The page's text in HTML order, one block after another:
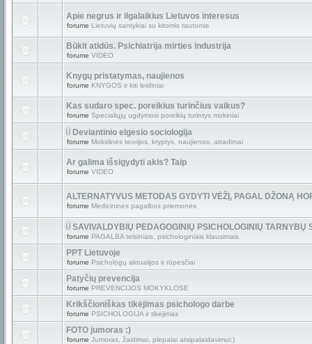
Apie negrus ir ilgalaikius Lietuvos interesus
forume Lietuvių santykiai su kitomis tautomis
Būkit atidūs. Psichiatrija mirties industrija
forume VIDEO
Knygų pristatymas, naujienos
forume KNYGOS ir kiti leidiniai
Kas sudaro spec. poreikius turinčius vaikus?
forume Specialiųjų ugdymosi poreikių turintys mokiniai
Deviantinio elgesio sociologija
forume Mokslinės teorijos, kryptys, naujienos, atradimai
Ar galima išsigydyti akis? Taip
forume VIDEO
ALTERNATYVUS METODAS GYDYTI VĖŽĮ, PAGAL DŽONĄ
forume Medicininės pagalbos priemonės
SAVIVALDYBIŲ PEDAGOGINIŲ PSICHOLOGINIŲ TARNYBŲ
forume PAGALBA teisiniais, psichologiniais klausimais
PPT Lietuvoje
forume Psichologų aktualijos ir rūpesčiai
Patyčių prevencija
forume PREVENCIJOS MOKYKLOSE
Krikščioniškas tikėjimas psichologo darbe
forume PSICHOLOGIJA ir tikėjimas
FOTO jumoras :)
forume Jumoras, žaidimai, plepalai atsipalaidavimui:)